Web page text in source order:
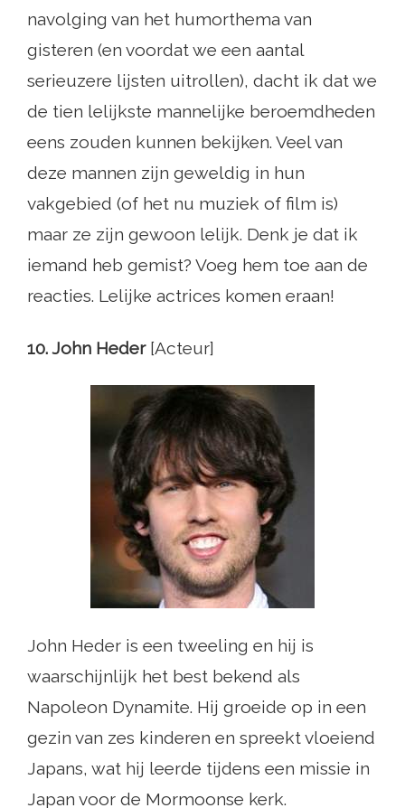
navolging van het humorthema van
gisteren (en voordat we een aantal
serieuzere lijsten uitrollen), dacht ik dat we
de tien lelijkste mannelijke beroemdheden
eens zouden kunnen bekijken. Veel van
deze mannen zijn geweldig in hun
vakgebied (of het nu muziek of film is)
maar ze zijn gewoon lelijk. Denk je dat ik
iemand heb gemist? Voeg hem toe aan de
reacties. Lelijke actrices komen eraan!
10. John Heder[Acteur]
John Heder is een tweeling en hij is
waarschijnlijk het best bekend als
Napoleon Dynamite. Hij groeide op in een
gezin van zes kinderen en spreekt vloeiend
Japans, wat hij leerde tijdens een missie in
Japan voor de Mormoonse kerk.